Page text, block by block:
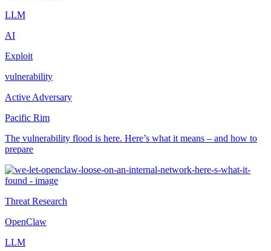
LLM
AI
Exploit
vulnerability
Active Adversary
Pacific Rim
The vulnerability flood is here. Here’s what it means – and how to
prepare
Threat Research
OpenClaw
LLM